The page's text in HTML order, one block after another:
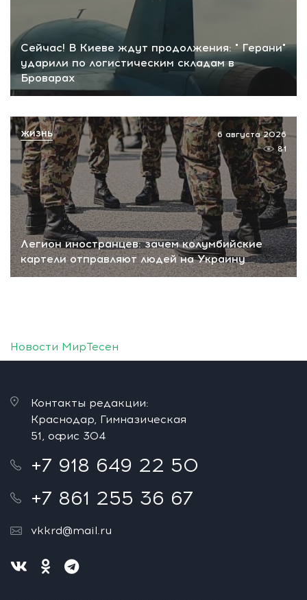
Сейчас! В Киеве ждут продолжения: " Герани"
ударили по логистическим складам в
Броварах
Легион иностранцев: зачем колумбийские
картели отправляют людей на Украину
6 августа 2026
81
ЖИЗНЬ
Новости МирТесен
Контакты редакции:
Краснодар, Гимназическая
51, офис 304
+7 918 649 22 50
+7 861 255 36 67
vkkrd@mail.ru